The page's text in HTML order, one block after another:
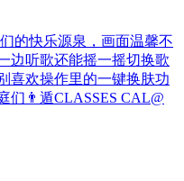
的快乐源泉，画面温馨不
边听歌还能摇一摇切换歌
喜欢操作里的一键换肤功
们👨‍遁️CLASSES CAL@